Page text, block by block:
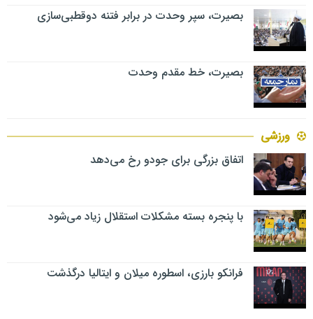
بصیرت، سپر وحدت در برابر فتنه دوقطبی‌سازی
بصیرت، خط مقدم وحدت
ورزشی
اتفاق بزرگی برای جودو رخ می‌دهد
با پنجره بسته مشکلات استقلال زیاد می‌شود
فرانکو بارزی، اسطوره میلان و ایتالیا درگذشت